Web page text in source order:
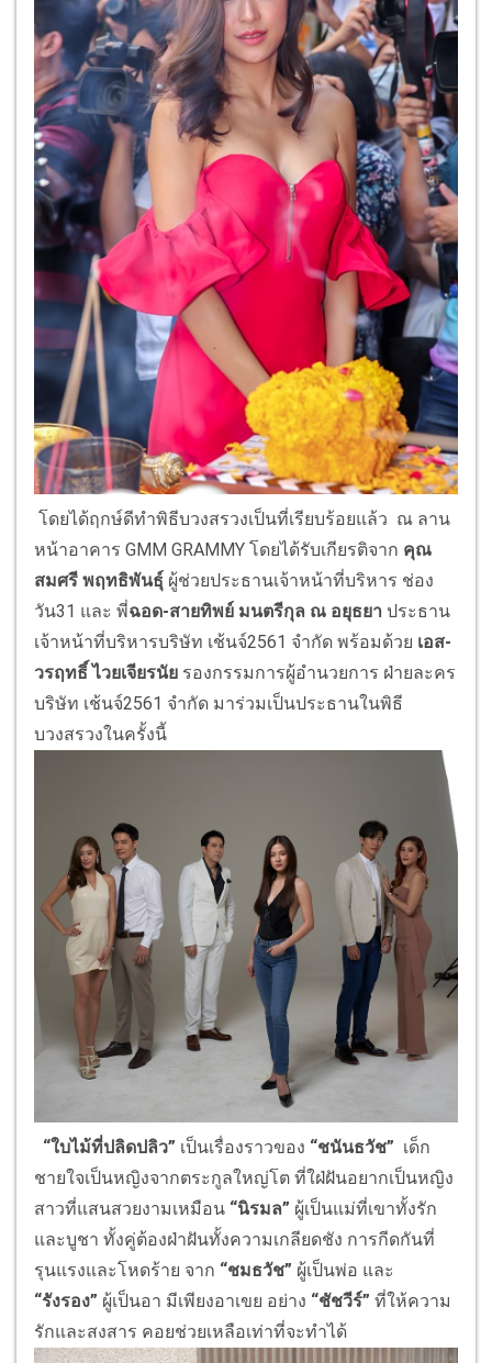
โดยได้ฤกษ์ดีทำพิธีบวงสรวงเป็นที่เรียบร้อยแล้ว ณ ลาน
หน้าอาคาร GMM GRAMMY โดยได้รับเกียรติจาก คุณ
สมศรี พฤทธิพันธุ์ ผู้ช่วยประธานเจ้าหน้าที่บริหาร ช่อง
วัน31 และ พี่ฉอด-สายทิพย์ มนตรีกุล ณ อยุธยา ประธาน
เจ้าหน้าที่บริหารบริษัท เช้นจ์2561 จำกัด พร้อมด้วย เอส-
วรฤทธิ์ ไวยเจียรนัย รองกรรมการผู้อำนวยการ ฝ่ายละคร
บริษัท เช้นจ์2561 จำกัด มาร่วมเป็นประธานในพิธี
บวงสรวงในครั้งนี้
“ใบไม้ที่ปลิดปลิว” เป็นเรื่องราวของ “ชนันธวัช” เด็ก
ชายใจเป็นหญิงจากตระกูลใหญ่โต ที่ใฝ่ฝันอยากเป็นหญิง
สาวที่แสนสวยงามเหมือน “นิรมล” ผู้เป็นแม่ที่เขาทั้งรัก
และบูชา ทั้งคู่ต้องฝ่าฝันทั้งความเกลียดชัง การกีดกันที่
รุนแรงและโหดร้าย จาก “ชมธวัช” ผู้เป็นพ่อ และ
“รังรอง” ผู้เป็นอา มีเพียงอาเขย อย่าง “ชัชวีร์” ที่ให้ความ
รักและสงสาร คอยช่วยเหลือเท่าที่จะทำได้